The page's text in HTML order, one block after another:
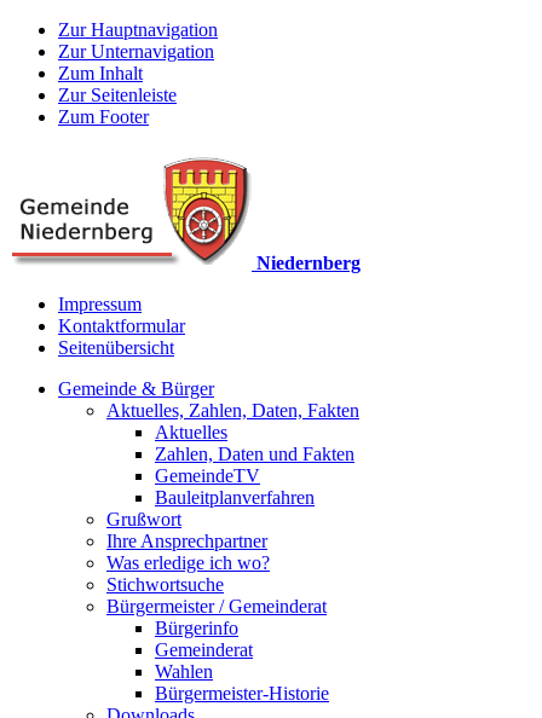
Zur Hauptnavigation
Zur Unternavigation
Zum Inhalt
Zur Seitenleiste
Zum Footer
Niedernberg
Impressum
Kontaktformular
Seitenübersicht
Gemeinde & Bürger
Aktuelles, Zahlen, Daten, Fakten
Aktuelles
Zahlen, Daten und Fakten
GemeindeTV
Bauleitplanverfahren
Grußwort
Ihre Ansprechpartner
Was erledige ich wo?
Stichwortsuche
Bürgermeister / Gemeinderat
Bürgerinfo
Gemeinderat
Wahlen
Bürgermeister-Historie